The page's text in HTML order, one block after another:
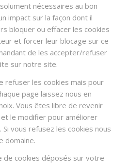
nécessaires au bon
impact sur la façon dont il
bloquer ou effacer les cookies
et forcer leur blocage sur ce
de les accepter/refuser
sur notre site.
refuser les cookies mais pour
page laissez nous en
Vous êtes libre de revenir
le modifier pour améliorer
vous refusez les cookies nous
domaine.
de cookies déposés sur votre